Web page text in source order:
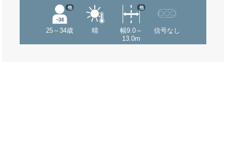
25～34歳
他
晴
幅9.0～
13.0m
他
信号なし